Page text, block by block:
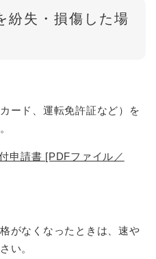
紛失・損傷した場
ード、運転免許証など）を
申請書 [PDFファイル／
がなくなったときは、速や
い。